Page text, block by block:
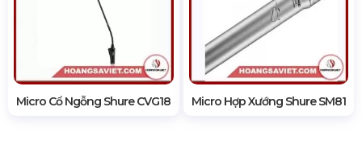
Micro Cổ Ngỗng Shure CVG18 Micro Hợp Xướng Shure SM81